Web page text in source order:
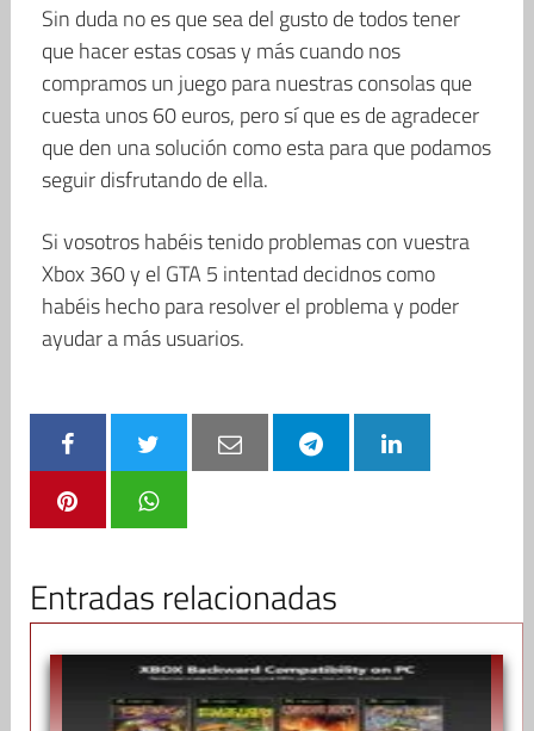
Sin duda no es que sea del gusto de todos tener
que hacer estas cosas y más cuando nos
compramos un juego para nuestras consolas que
cuesta unos 60 euros, pero sí que es de agradecer
que den una solución como esta para que podamos
seguir disfrutando de ella.
Si vosotros habéis tenido problemas con vuestra
Xbox 360 y el GTA 5 intentad decidnos como
habéis hecho para resolver el problema y poder
ayudar a más usuarios.
Entradas relacionadas